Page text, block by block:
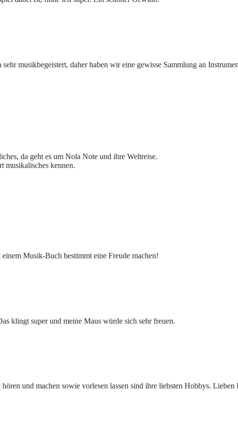
musikbegeistert, daher haben wir eine gewisse Sammlung an
da geht es um Nola Note und ihre Weltreise.
musikalisches kennen.
Musik-Buch bestimmt eine Freude machen!
klingt super und meine Maus würde sich sehr freuen.
und machen sowie vorlesen lassen sind ihre liebsten Hobbys.